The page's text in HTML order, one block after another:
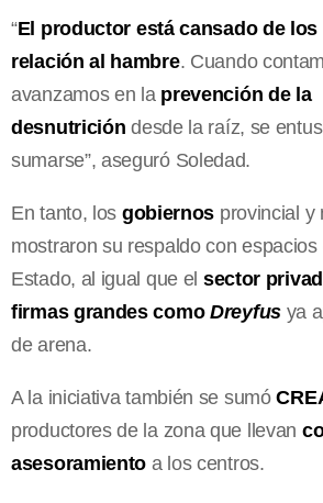
“El productor está cansado de los
relación al hambre. Cuando
avanzamos en la prevención de la
desnutricióndesde la raíz, se
sumarse”, aseguró Soledad.
En tanto, los gobiernos provincial y
mostraron su respaldo con espacios
Estado, al igual que el sector
firmas grandes como Dreyfusya
de arena.
A la iniciativa también se sumó
productores de la zona que llevan
asesoramiento a los centros.